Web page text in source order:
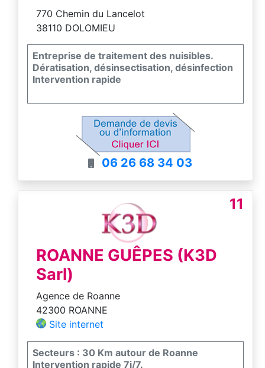
770 Chemin du Lancelot
38110 DOLOMIEU
Entreprise de traitement des nuisibles.
Dératisation, désinsectisation, désinfection
Intervention rapide
06 26 68 34 03
11
ROANNE GUÊPES (K3D
Sarl)
Agence de Roanne
42300 ROANNE
Site internet
Secteurs : 30 Km autour de Roanne
Intervention rapide 7j/7.